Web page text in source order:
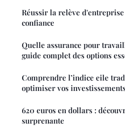
Réussir la relève
confiance
Quelle assurance pour
guide complet des options
Comprendre l’indice eile
optimiser vos
620 euros en dollars :
surprenante